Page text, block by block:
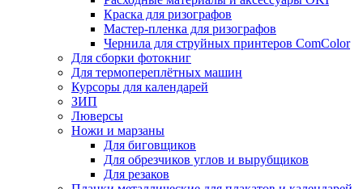
Краска для ризографов
Мастер-пленка для ризографов
Чернила для струйных принтеров ComColor
Для сборки фотокниг
Для термопереплётных машин
Курсоры для календарей
ЗИП
Люверсы
Ножи и марзаны
Для биговщиков
Для обрезчиков углов и вырубщиков
Для резаков